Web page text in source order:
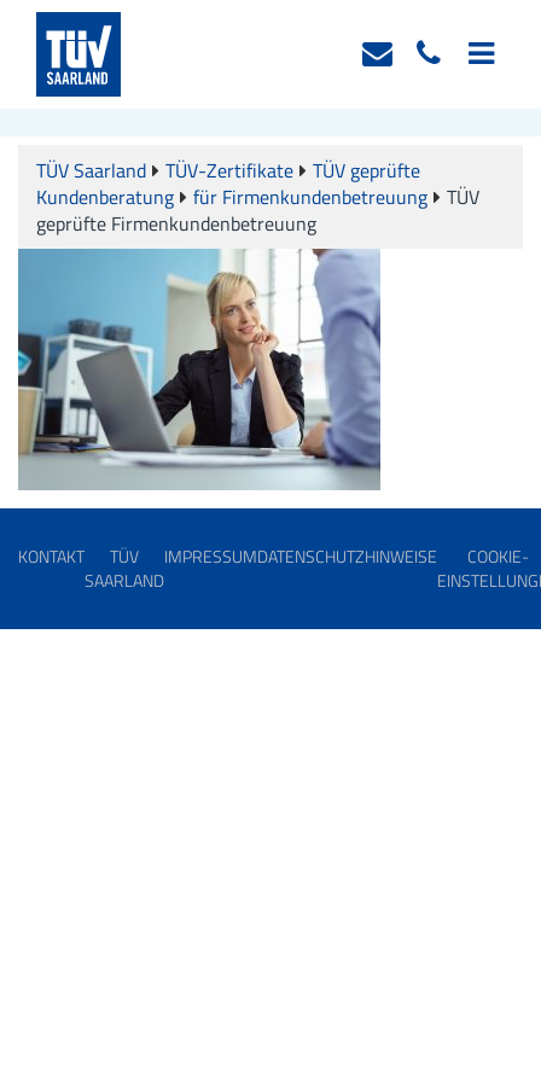
TÜV Saarland TÜV-Zertifikate
TÜV geprüfte
Kundenberatung
für Firmenkundenbetreuung
TÜV
geprüfte Firmenkundenbetreuung
KONTAKT
TÜV
SAARLAND
IMPRESSUMDATENSCHUTZHINWEISE
COOKIE-